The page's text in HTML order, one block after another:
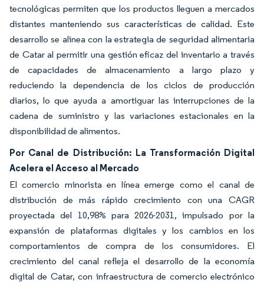
tecnológicas permiten que los productos lleguen a mercados
distantes manteniendo sus características de calidad. Este
desarrollo se alinea con la estrategia de seguridad alimentaria
de Catar al permitir una gestión eficaz del inventario a través
de capacidades de almacenamiento a largo plazo y
reduciendo la dependencia de los ciclos de producción
diarios, lo que ayuda a amortiguar las interrupciones de la
cadena de suministro y las variaciones estacionales en la
disponibilidad de alimentos.
Por Canal de Distribución: La Transformación Digital
Acelera el Acceso al Mercado
El comercio minorista en línea emerge como el canal de
distribución de más rápido crecimiento con una CAGR
proyectada del 10,98% para 2026-2031, impulsado por la
expansión de plataformas digitales y los cambios en los
comportamientos de compra de los consumidores. El
crecimiento del canal refleja el desarrollo de la economía
digital de Catar, con infraestructura de comercio electrónico